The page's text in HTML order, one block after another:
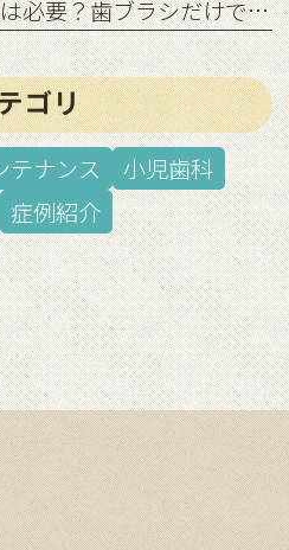
子供にデンタルフロスは必要？歯ブラシだけでは足りない理由
ゴリ
テナンス
小児歯科
症例紹介